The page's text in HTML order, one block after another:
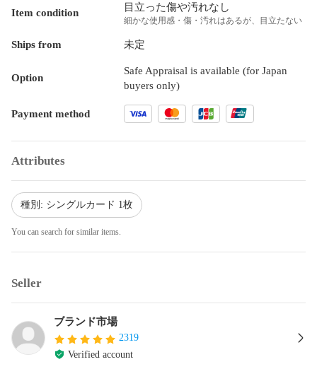
Item condition 目立った傷や汚れなし
細かな使用感・傷・汚れはあるが、目立たない
Ships from 未定
Option
Safe Appraisal is available (for Japan
buyers only)
Payment method
Attributes
種別: シングルカード 1枚
You can search for similar items.
Seller
ブランド市場
2319
Verified account